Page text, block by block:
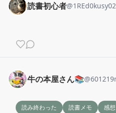
読書初心者@1REd0kusy02
牛の本屋さん📚@
読み終わった 読書メモ 感想